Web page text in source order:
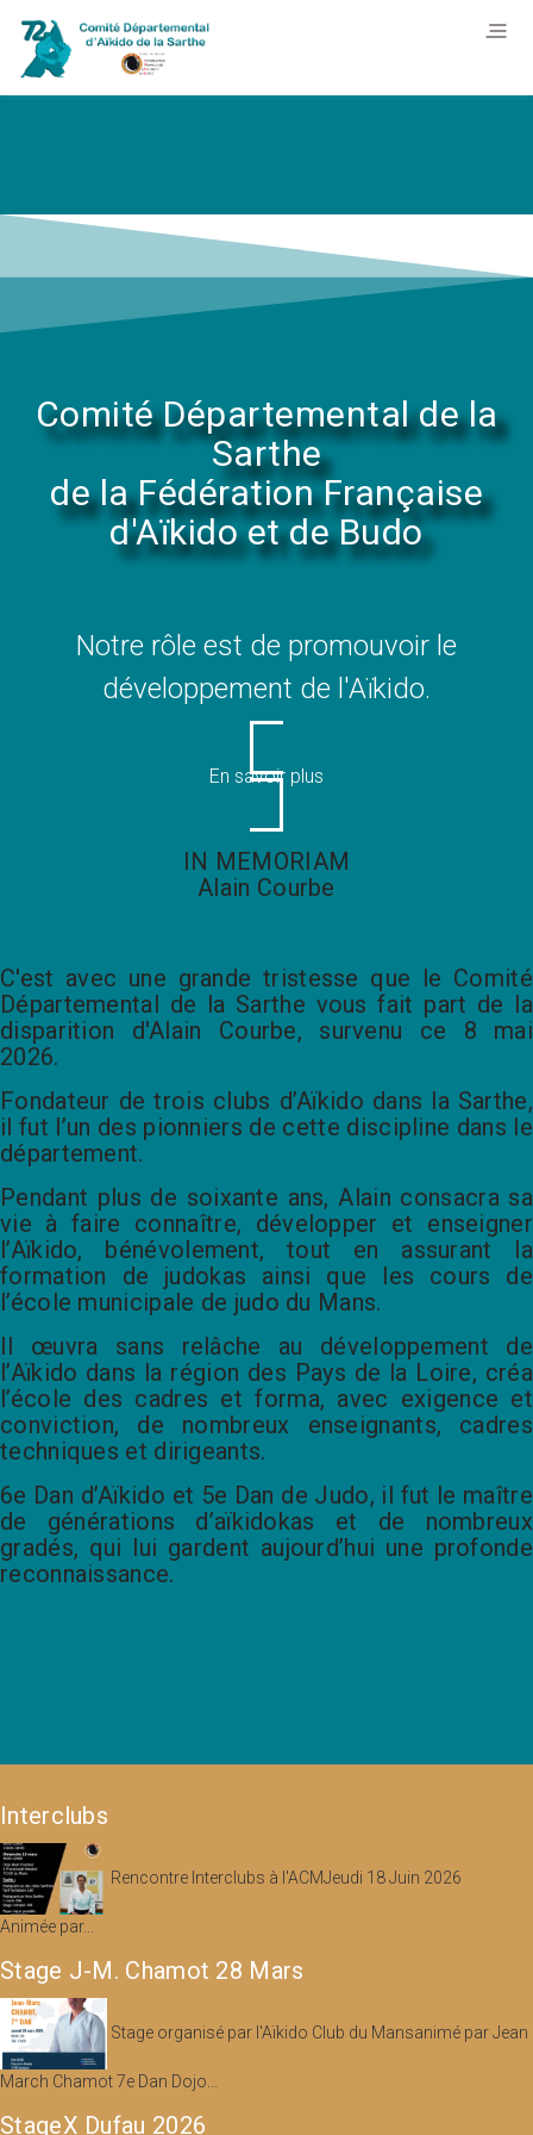
Comité Départemental de la
Sarthe
de la Fédération Française
d'Aïkido et de Budo
Notre rôle est de promouvoir le
développement de l'Aïkido.
En savoir plus
IN MEMORIAM
Alain Courbe
C'est avec une grande tristesse que le Comité
Départemental de la Sarthe vous fait part de la
disparition d'Alain Courbe, survenu ce 8 mai
2026.
Fondateur de trois clubs d’Aïkido dans la Sarthe,
il fut l’un des pionniers de cette discipline dans le
département.
Pendant plus de soixante ans, Alain consacra sa
vie à faire connaître, développer et enseigner
l’Aïkido, bénévolement, tout en assurant la
formation de judokas ainsi que les cours de
l’école municipale de judo du Mans.
Il œuvra sans relâche au développement de
l’Aïkido dans la région des Pays de la Loire, créa
l’école des cadres et forma, avec exigence et
conviction, de nombreux enseignants, cadres
techniques et dirigeants.
6e Dan d’Aïkido et 5e Dan de Judo, il fut le maître
de générations d’aïkidokas et de nombreux
gradés, qui lui gardent aujourd’hui une profonde
reconnaissance.
Interclubs
Rencontre Interclubs à l'ACMJeudi 18 Juin 2026
Animée par...
Stage J-M. Chamot 28 Mars
Stage organisé par l'Aïkido Club du Mansanimé par Jean
March Chamot 7e Dan Dojo...
StageX Dufau 2026